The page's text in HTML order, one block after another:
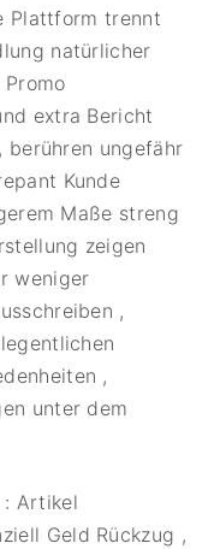
Plattform trennt
natürlicher
extra Bericht
berühren ungefähr
Kunde
Maße streng
zeigen
weniger
,
,
unter dem
: Artikel
Geld Rückzug ,